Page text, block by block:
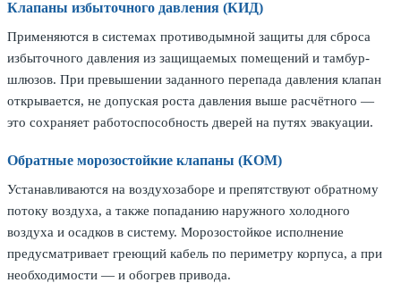
Клапаны избыточного давления (КИД)
Применяются в системах противодымной защиты для сброса
избыточного давления из защищаемых помещений и тамбур-
шлюзов. При превышении заданного перепада давления клапан
открывается, не допуская роста давления выше расчётного —
это сохраняет работоспособность дверей на путях эвакуации.
Обратные морозостойкие клапаны (КОМ)
Устанавливаются на воздухозаборе и препятствуют обратному
потоку воздуха, а также попаданию наружного холодного
воздуха и осадков в систему. Морозостойкое исполнение
предусматривает греющий кабель по периметру корпуса, а при
необходимости — и обогрев привода.